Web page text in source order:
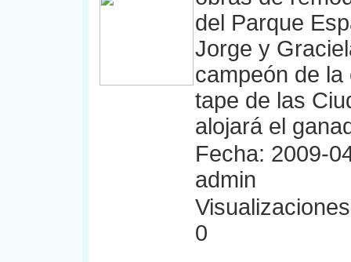
del Parque
Jorge y
campeón de
tape de las
alojará el
Fecha: 2009-
admin
0